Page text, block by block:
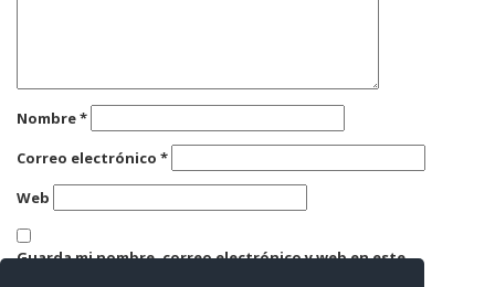
Nombre*
Correo electrónico *
Web
Guarda mi nombre, correo electrónico y web en este